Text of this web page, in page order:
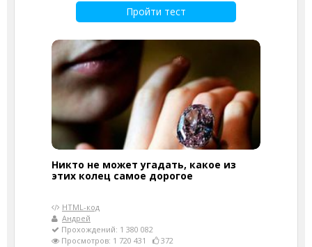
Пройти тест
Никто не может угадать, какое из
этих колец самое дорогое
HTML-код
Андрей
Прохождений: 1 380 082
Просмотров: 1 720 431
372